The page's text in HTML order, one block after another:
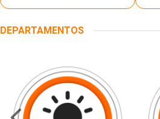
DEPARTAMENTOS